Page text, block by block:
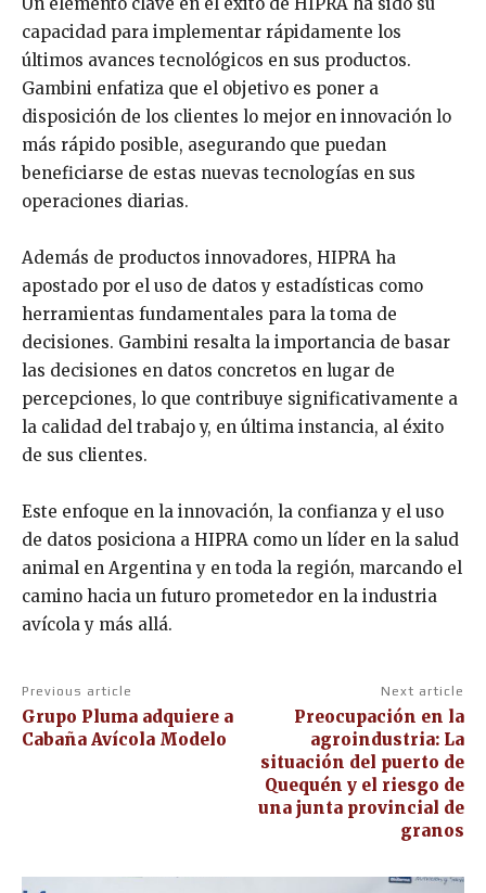
Un elemento clave en el éxito de HIPRA ha sido su
capacidad para implementar rápidamente los
últimos avances tecnológicos en sus productos.
Gambini enfatiza que el objetivo es poner a
disposición de los clientes lo mejor en innovación lo
más rápido posible, asegurando que puedan
beneficiarse de estas nuevas tecnologías en sus
operaciones diarias.
Además de productos innovadores, HIPRA ha
apostado por el uso de datos y estadísticas como
herramientas fundamentales para la toma de
decisiones. Gambini resalta la importancia de basar
las decisiones en datos concretos en lugar de
percepciones, lo que contribuye significativamente a
la calidad del trabajo y, en última instancia, al éxito
de sus clientes.
Este enfoque en la innovación, la confianza y el uso
de datos posiciona a HIPRA como un líder en la salud
animal en Argentina y en toda la región, marcando el
camino hacia un futuro prometedor en la industria
avícola y más allá.
Previous article
Grupo Pluma adquiere a
Cabaña Avícola Modelo
Next article
Preocupación en la
agroindustria: La
situación del puerto de
Quequén y el riesgo de
una junta provincial de
granos